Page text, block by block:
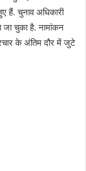
हैं. चुनाव अधिकारी
जा चुका है. नामांकन
के अंतिम दौर में जुटे